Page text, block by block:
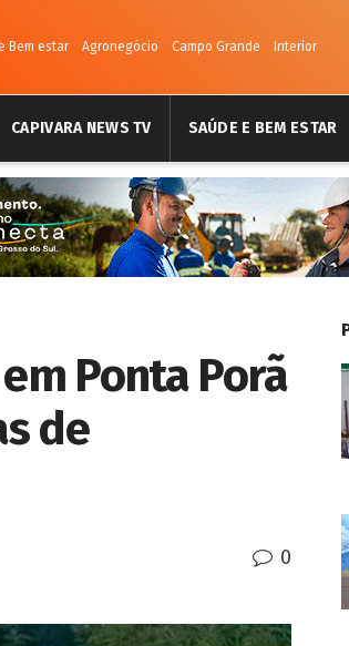
Bem estar Agronegócio Campo Grande Interior
CAPIVARA NEWS TV SAÚDE E BEM ESTAR
Ponta Porã
de
0